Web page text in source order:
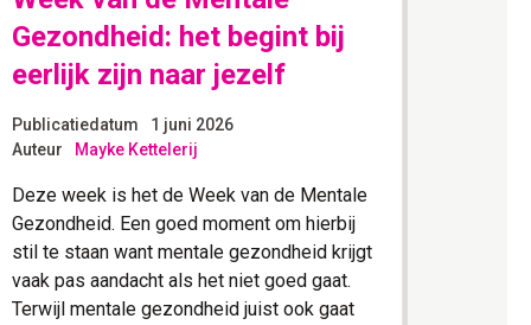
Gezondheid: het begint bij
eerlijk zijn naar jezelf
Publicatiedatum
1 juni 2026
Auteur
Mayke Kettelerij
Deze week is het de Week van de Mentale
Gezondheid. Een goed moment om hierbij
stil te staan want mentale gezondheid krijgt
vaak pas aandacht als het niet goed gaat.
Terwijl mentale gezondheid juist ook gaat